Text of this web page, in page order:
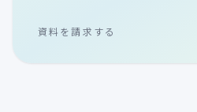
資料を請求する